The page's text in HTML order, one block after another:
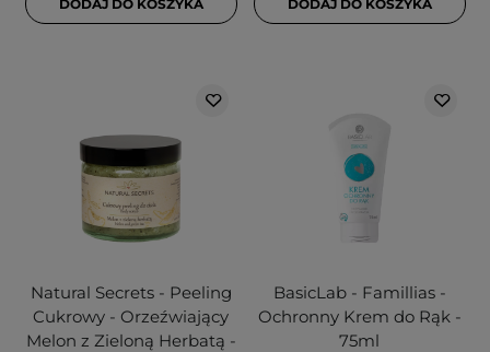
DODAJ DO KOSZYKA DODAJ DO KOSZYKA
Natural Secrets - Peeling
Cukrowy - Orzeźwiający
Melon z Zieloną Herbatą -
BasicLab - Famillias -
Ochronny Krem do Rąk -
75ml